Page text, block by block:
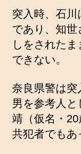
突入時、石川
であり、知
しをされた
できない。
奈良県警は突
男を参考人
靖（仮名・20
共犯者でもあ